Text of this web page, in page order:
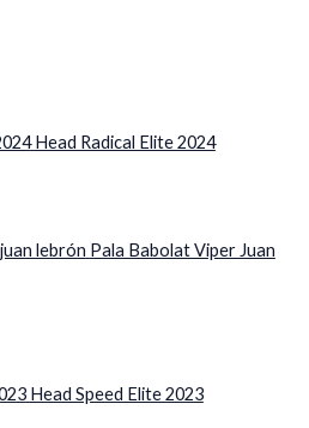
Head Radical Elite 2024
Pala Babolat Viper Juan
Head Speed Elite 2023